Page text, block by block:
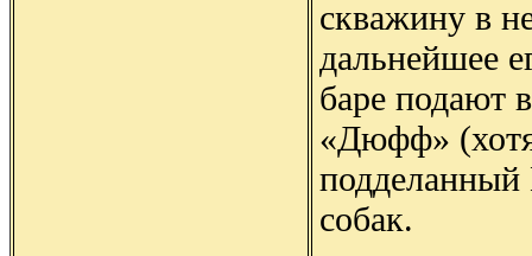
скважину в
дальнейшее
баре подают
«Дюфф»
подделанный
собак.